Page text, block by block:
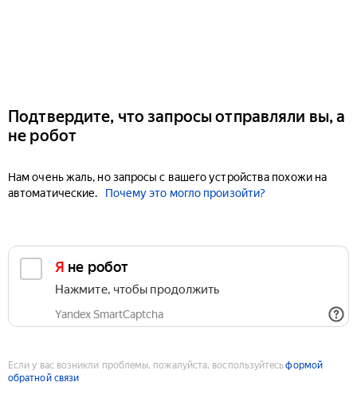
Подтвердите, что запросы отправляли вы, а
не робот
Нам очень жаль, но запросы с вашего устройства похожи на
автоматические.
Почему это могло произойти?
Я не робот
Нажмите, чтобы продолжить
Yandex SmartCaptcha
Если у вас возникли проблемы, пожалуйста, воспользуйтесьформой
обратной связи